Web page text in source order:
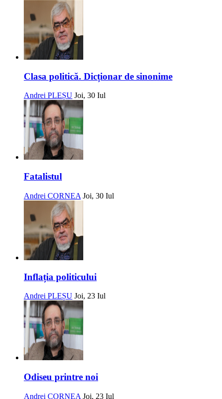
Clasa politică. Dicționar de sinonime
Andrei PLEȘU Joi, 30 Iul
Fatalistul
Andrei CORNEA Joi, 30 Iul
Inflația politicului
Andrei PLEȘU Joi, 23 Iul
Odiseu printre noi
Andrei CORNEA Joi, 23 Iul